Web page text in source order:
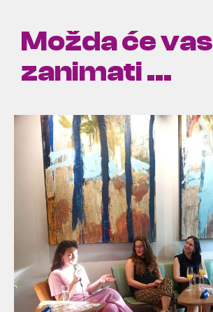
Možda će vas
zanimati ...